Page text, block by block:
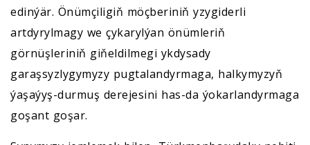
edinýär. Önümçiligiň möçberiniň yzygiderli
artdyrylmagy we çykarylýan önümleriň
görnüşleriniň giňeldilmegi ykdysady
garaşsyzlygymyzy pugtalandyrmaga, halkymyzyň
ýaşaýyş-durmuş derejesini has-da ýokarlandyrmaga
goşant goşar.